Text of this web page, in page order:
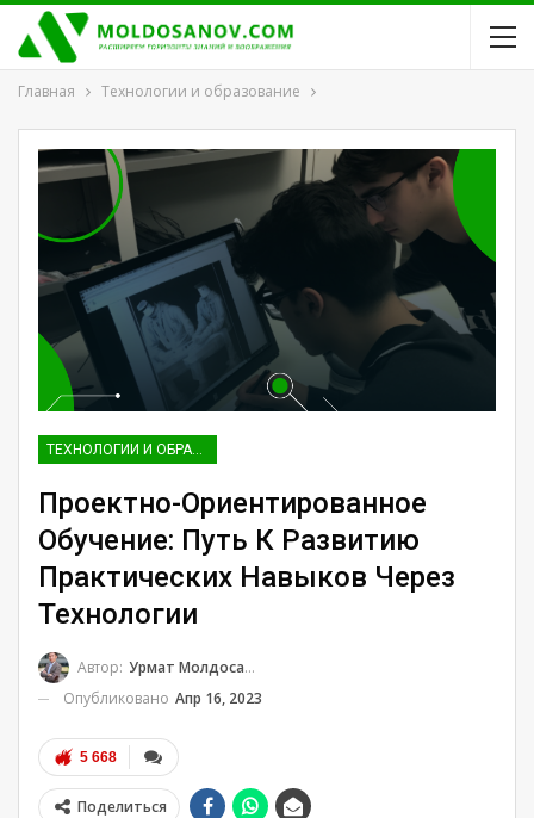
Главная Технологии и образование
ТЕХНОЛОГИИ И ОБРАЗОВАНИЕ
Проектно-Ориентированное
Обучение: Путь К Развитию
Практических Навыков Через
Технологии
Автор: Урмат Молдосанов
Опубликовано Апр 16, 2023
5 668
Поделиться